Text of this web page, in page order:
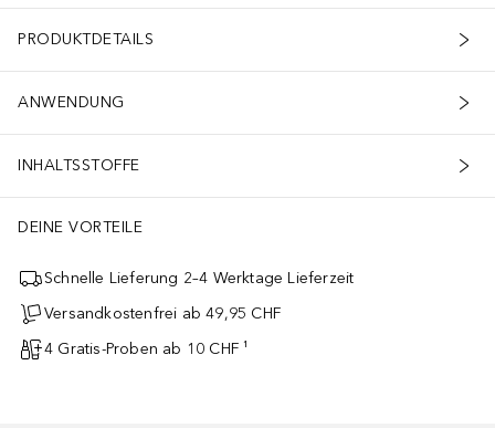
PRODUKTDETAILS
ANWENDUNG
INHALTSSTOFFE
DEINE VORTEILE
Schnelle Lieferung 2–4 Werktage Lieferzeit
Versandkostenfrei ab 49,95 CHF
4 Gratis-Proben ab 10 CHF ¹